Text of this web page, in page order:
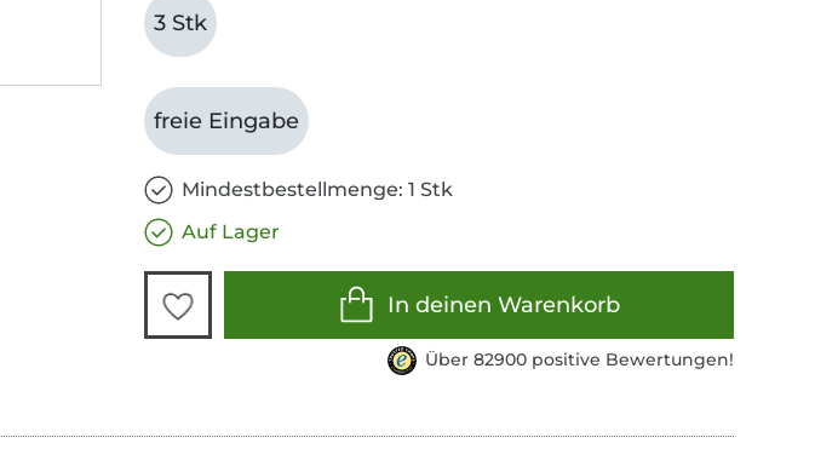
3 Stk
freie Eingabe
Mindestbestellmenge: 1 Stk
Auf Lager
In deinen Warenkorb
Über 82900 positive Bewertungen!